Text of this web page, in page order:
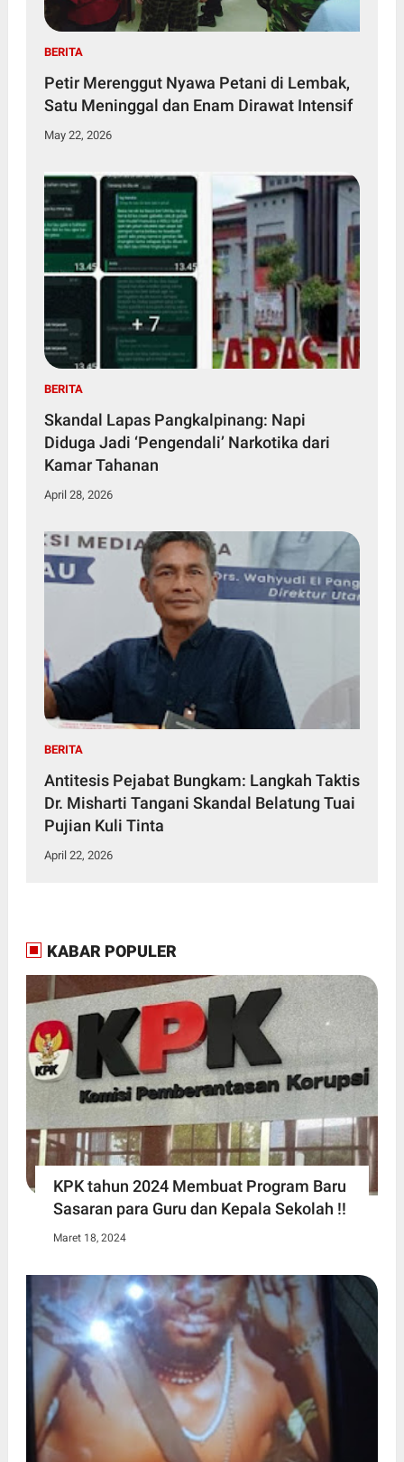
BERITA
Petir Merenggut Nyawa Petani di Lembak,
Satu Meninggal dan Enam Dirawat Intensif
May 22, 2026
BERITA
Skandal Lapas Pangkalpinang: Napi
Diduga Jadi ‘Pengendali’ Narkotika dari
Kamar Tahanan
April 28, 2026
BERITA
Antitesis Pejabat Bungkam: Langkah Taktis
Dr. Misharti Tangani Skandal Belatung Tuai
Pujian Kuli Tinta
April 22, 2026
KABAR POPULER
KPK tahun 2024 Membuat Program Baru
Sasaran para Guru dan Kepala Sekolah !!
Maret 18, 2024